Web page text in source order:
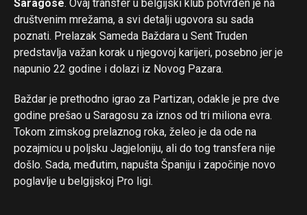
Saragose. Ovaj transfer u belgijski klub potvrđen je na
društvenim mrežama, a svi detalji ugovora su sada
poznati. Prelazak Sameda Baždara u Sent Truden
predstavlja važan korak u njegovoj karijeri, posebno jer je
napunio 22 godine i dolazi iz Novog Pazara.
Baždar je prethodno igrao za Partizan, odakle je pre dve
godine prešao u Saragosu za iznos od tri miliona evra.
Tokom zimskog prelaznog roka, želeo je da ode na
pozajmicu u poljsku Jagjeloniju, ali do tog transfera nije
došlo. Sada, međutim, napušta Španiju i započinje novo
poglavlje u belgijskoj Pro ligi.